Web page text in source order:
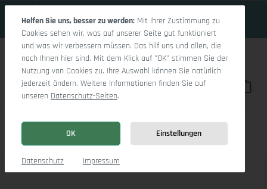
Du hast 0
Marco LO Aho gr Small R
Bildergalerie überspringen
Helfen Sie uns, besser zu werden: Mit Ihrer Zustimmung zu
Cookies sehen wir, was auf unserer Seite gut funktioniert
und was wir verbessern müssen. Das hilf uns und allen, die
nach Ihnen hier sind. Mit dem Klick auf "OK" stimmen Sie der
Nutzung von Cookies zu. Ihre Auswahl können Sie natürlich
jederzeit ändern. Weitere Informationen finden Sie auf
unseren Datenschutz-Seiten.
OK Einstellungen
Datenschutz Impressum